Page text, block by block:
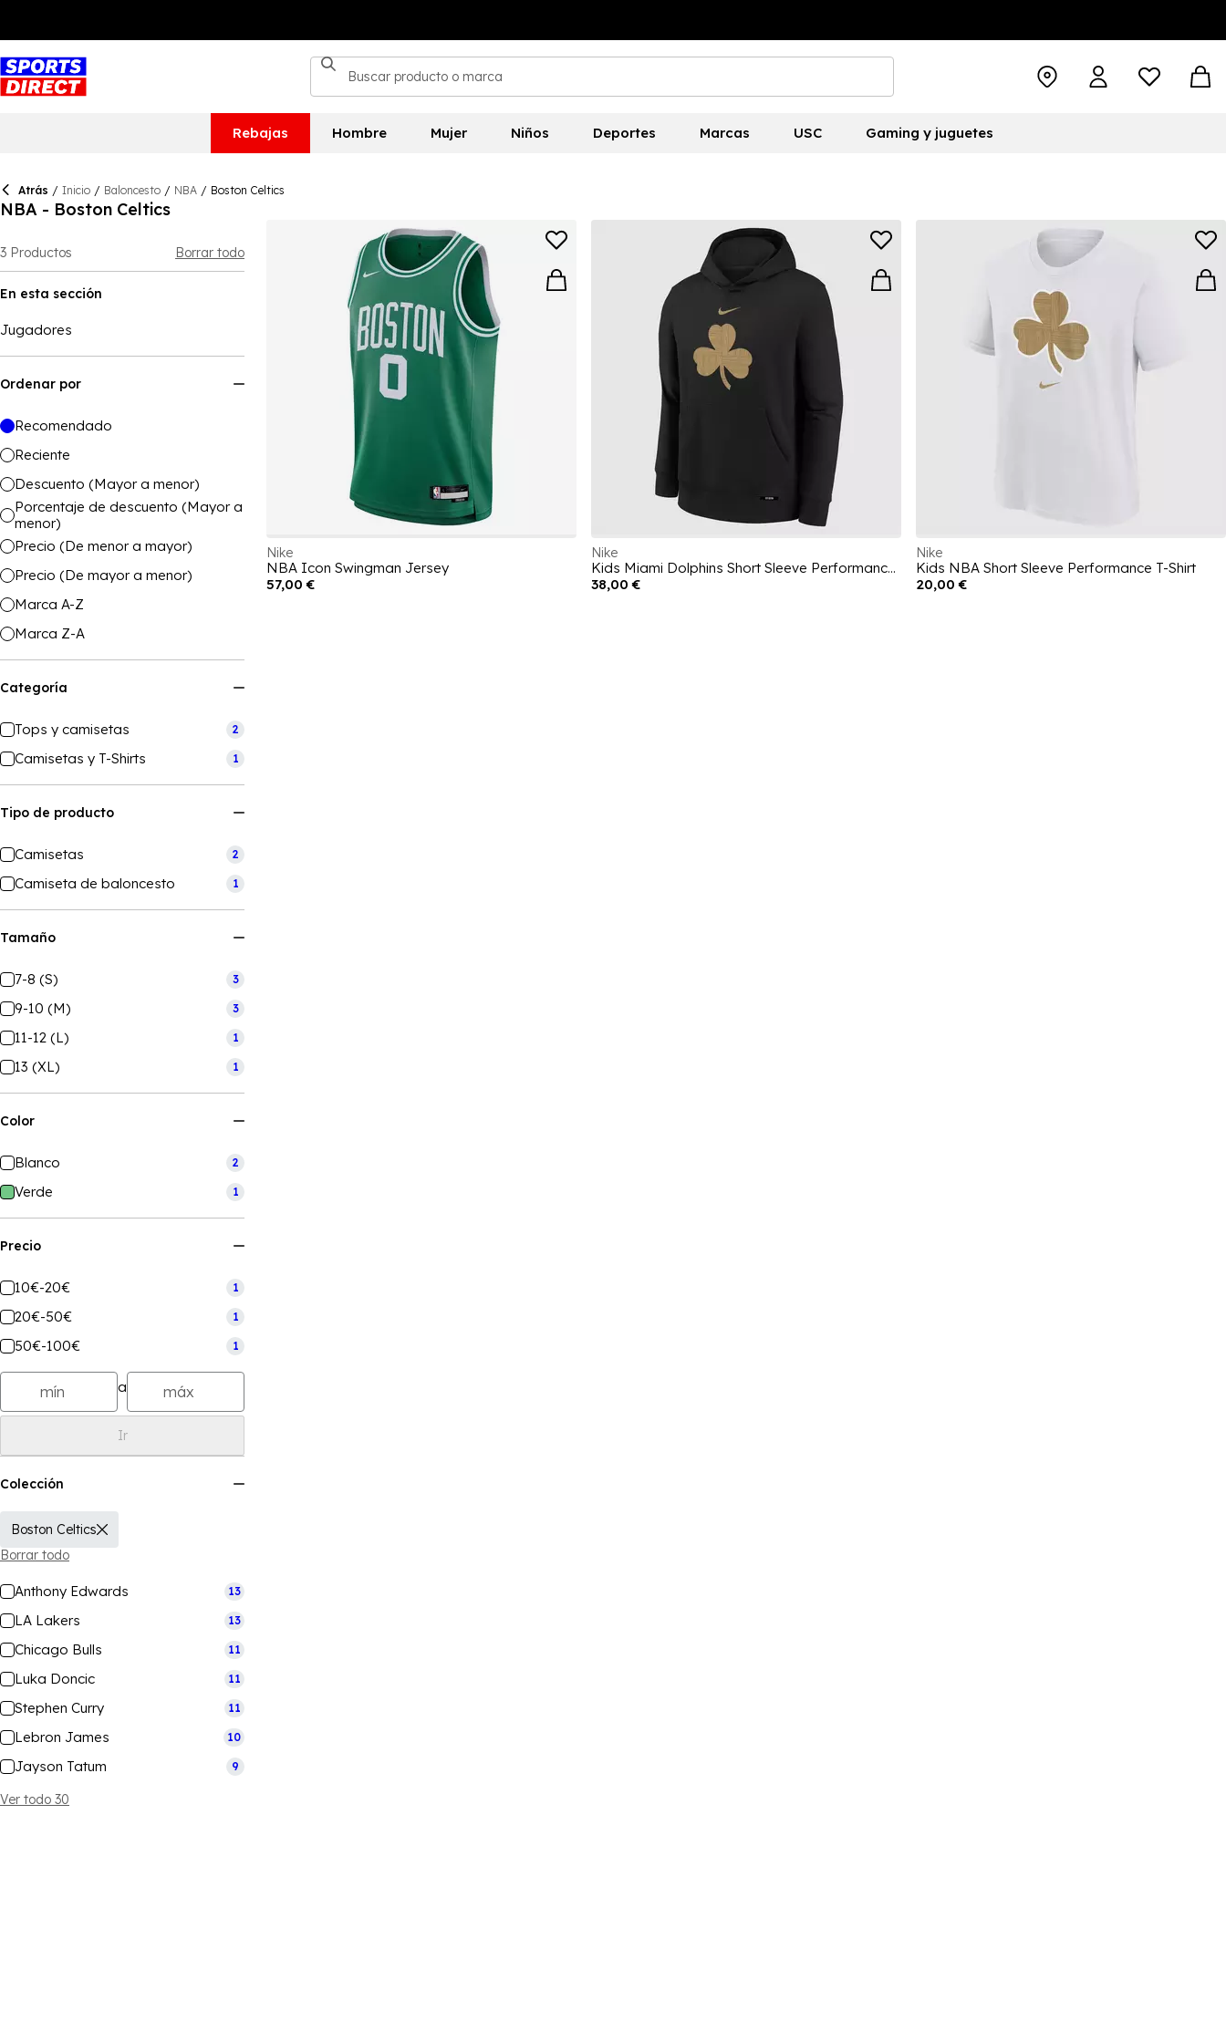
Rebajas Hombre Mujer Niños Deportes Marcas USC Gaming y juguetes
Atrás / Inicio / Baloncesto / NBA / Boston Celtics
NBA - Boston Celtics
3 Productos Borrar todo
En esta sección
Jugadores
Ordenar por
Recomendado
Reciente
Descuento (Mayor a menor)
Porcentaje de descuento (Mayor a
menor)
Precio (De menor a mayor)
Precio (De mayor a menor)
Marca A-Z
Marca Z-A
Categoría
Tops y camisetas 2
Camisetas y T-Shirts 1
Tipo de producto
Camisetas 2
Camiseta de baloncesto 1
Tamaño
7-8 (S) 3
9-10 (M) 3
11-12 (L) 1
13 (XL) 1
Color
Blanco 2
Verde 1
Precio
10€-20€ 1
20€-50€ 1
50€-100€ 1
a
Ir
Colección
Boston Celtics
Borrar todo
Anthony Edwards 13
LA Lakers 13
Chicago Bulls 11
Luka Doncic 11
Stephen Curry 11
Lebron James 10
Jayson Tatum 9
Ver todo 30
Nike
NBA Icon Swingman Jersey
57,00 €
Nike
Kids Miami Dolphins Short Sleeve Performance Hoodie
38,00 €
Nike
Kids NBA Short Sleeve Performance T-Shirt
20,00 €